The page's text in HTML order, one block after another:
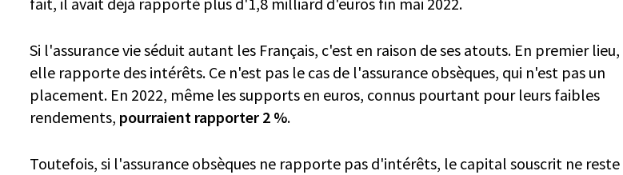
Si l'assurance vie séduit autant les Français, c'est en raison de ses atouts. En premier lieu,
elle rapporte des intérêts. Ce n'est pas le cas de l'assurance obsèques, qui n'est pas un
placement. En 2022, même les supports en euros, connus pourtant pour leurs faibles
rendements, pourraient rapporter 2 %.
Toutefois, si l'assurance obsèques ne rapporte pas d'intérêts, le capital souscrit ne reste